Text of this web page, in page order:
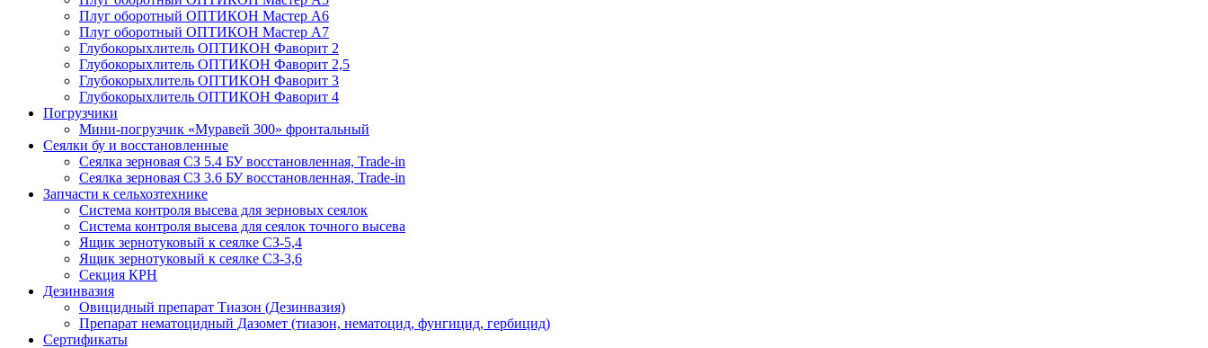
Плуг оборотный ОПТИКОН Мастер А6
Плуг оборотный ОПТИКОН Мастер А7
Глубокорыхлитель ОПТИКОН Фаворит 2
Глубокорыхлитель ОПТИКОН Фаворит 2,5
Глубокорыхлитель ОПТИКОН Фаворит 3
Глубокорыхлитель ОПТИКОН Фаворит 4
Погрузчики
Мини-погрузчик «Муравей 300» фронтальный
Сеялки бу и восстановленные
Сеялка зерновая СЗ 5.4 БУ восстановленная, Trade-in
Сеялка зерновая СЗ 3.6 БУ восстановленная, Trade-in
Запчасти к сельхозтехнике
Система контроля высева для зерновых сеялок
Система контроля высева для сеялок точного высева
Ящик зернотуковый к сеялке СЗ-5,4
Ящик зернотуковый к сеялке СЗ-3,6
Секция КРН
Дезинвазия
Овицидный препарат Тиазон (Дезинвазия)
Препарат нематоцидный Дазомет (тиазон, нематоцид, фунгицид, гербицид)
Сертификаты